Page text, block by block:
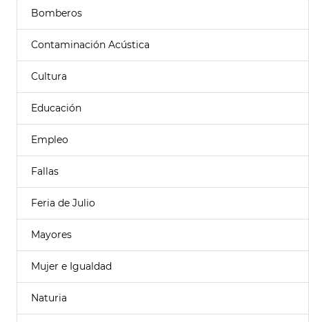
Bomberos
Contaminación Acústica
Cultura
Educación
Empleo
Fallas
Feria de Julio
Mayores
Mujer e Igualdad
Naturia